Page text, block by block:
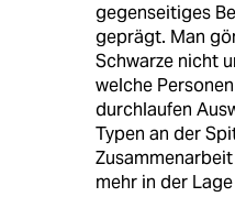
gegenseitiges
geprägt. Man
Schwarze nicht
welche
durchlaufen
Typen an der
mehr in der